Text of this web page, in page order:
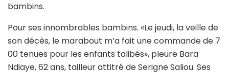
bambins.
Pour ses innombrables bambins. «Le jeudi, la veille de
son décès, le marabout m’a fait une commande de 7
00 tenues pour les enfants talibés», pleure Bara
Ndiaye, 62 ans, tailleur attitré de Serigne Saliou. Ses